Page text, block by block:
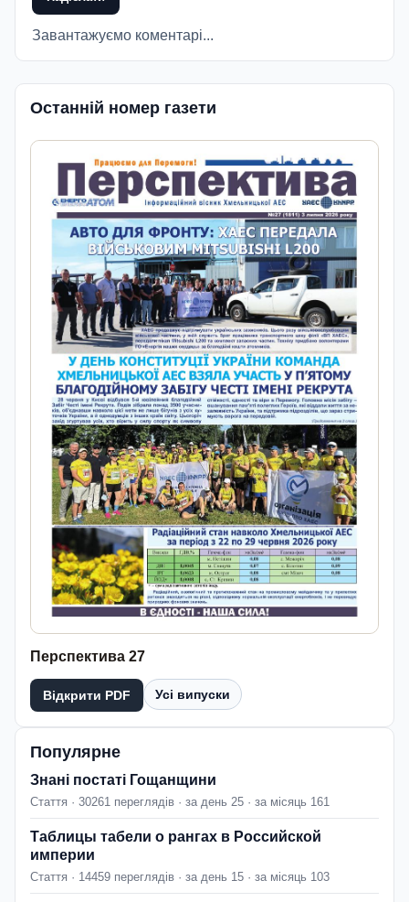
Завантажуємо коментарі...
Останній номер газети
Перспектива 27
Відкрити PDF Усі випуски
Популярне
Знані постаті Гощанщини
Стаття · 30261 переглядів · за день 25 · за місяць 161
Таблицы табели о рангах в Российской
империи
Стаття · 14459 переглядів · за день 15 · за місяць 103